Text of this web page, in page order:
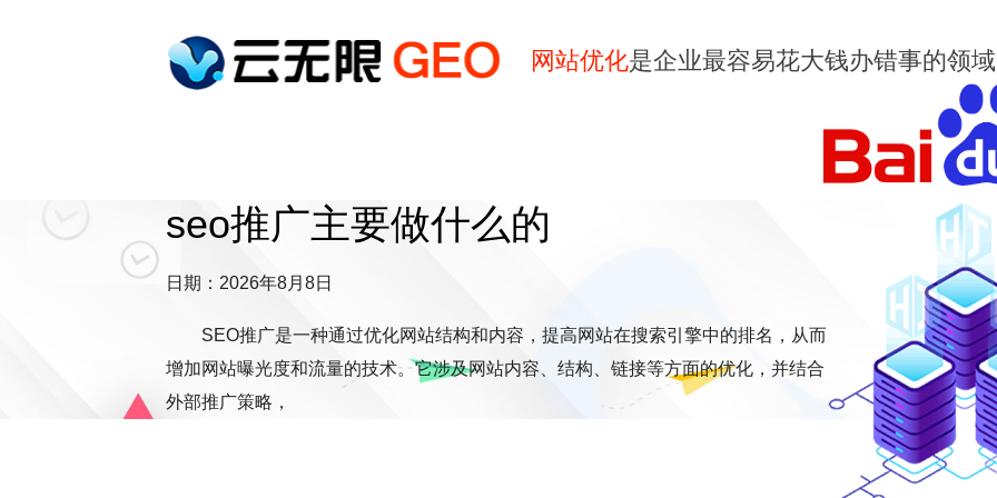
网站优化是企业最容易花大钱办错事的领域
seo推广主要做什么的
日期：2026年8月8日
SEO推广是一种通过优化网站结构和内容，提高网站在搜索引擎中的排名，从而
增加网站曝光度和流量的技术。它涉及网站内容、结构、链接等方面的优化，并结合
外部推广策略，